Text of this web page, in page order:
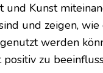
und Kunst
und zeigen,
werden
zu